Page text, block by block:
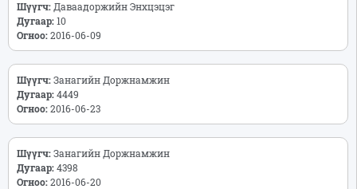
Шүүгч: Даваадоржийн Энхцэцэг
Дугаар:10
Огноо:2016-06-09
Шүүгч:Занагийн Доржнамжин
Дугаар:4449
Огноо:2016-06-23
Шүүгч:Занагийн Доржнамжин
Дугаар:4398
Огноо:2016-06-20